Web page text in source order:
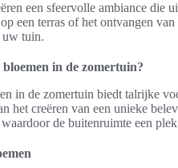
een sfeervolle ambiance die
een terras of het ontvangen
uw tuin.
in de zomertuin?
in de zomertuin biedt talrijke
het creëren van een unieke
de buitenruimte een